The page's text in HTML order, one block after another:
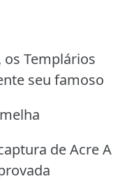
os Templários
seu famoso
de Acre A